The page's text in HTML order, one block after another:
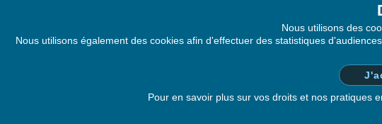
PRODUITS
Promotion sur les recommandés !
NOTRE SOCIÉTÉ
Politique de
Conditions
LEGALDOC SAS
Nous utilisons des
Nous utilisons également des cookies afin d'effectuer des statistiques
Pour en savoir plus sur vos droits et nos pratiques